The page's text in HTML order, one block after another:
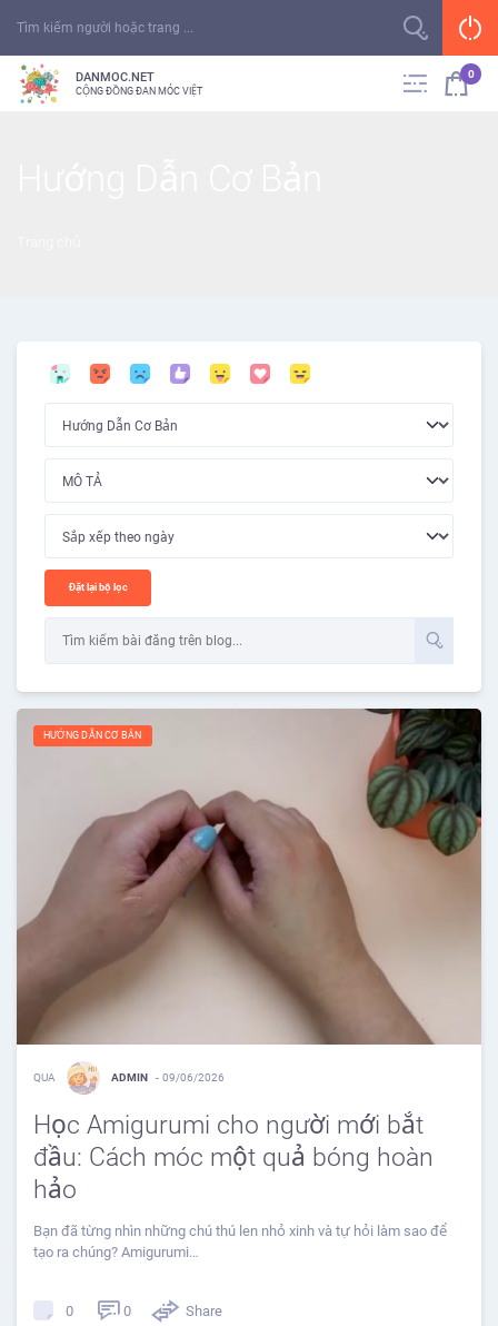
DANMOC.NET
CỘNG ĐỒNG ĐAN MÓC VIỆT
0
Đặt lại bộ lọc
HƯỚNG DẪN CƠ BẢN
QUA ADMIN - 09/06/2026
Học Amigurumi cho người mới bắt
đầu: Cách móc một quả bóng hoàn
hảo
Bạn đã từng nhìn những chú thú len nhỏ xinh và tự hỏi làm sao để
tạo ra chúng? Amigurumi…
0 0 Share